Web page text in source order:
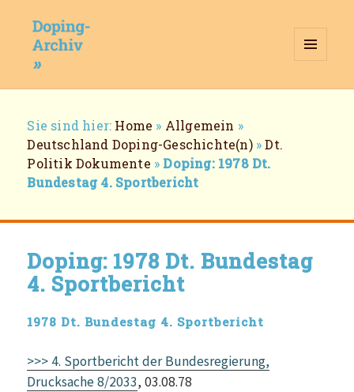
WIDGETS
Breadcrumb-
Navigation
Sie sind hier: Home » Allgemein »
Deutschland Doping-Geschichte(n)»Dt.
Politik Dokumente » Doping: 1978 Dt.
Bundestag 4. Sportbericht
Doping: 1978 Dt. Bundestag
4. Sportbericht
1978 Dt. Bundestag 4. Sportbericht
>>> 4. Sportbericht der Bundesregierung,
Drucksache 8/2033, 03.08.78